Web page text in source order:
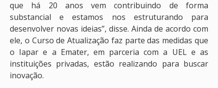
que há 20 anos vem contribuindo de forma
substancial e estamos nos estruturando para
desenvolver novas ideias”, disse. Ainda de acordo com
ele, o Curso de Atualização faz parte das medidas que
o Iapar e a Emater, em parceria com a UEL e as
instituições privadas, estão realizando para buscar
inovação.